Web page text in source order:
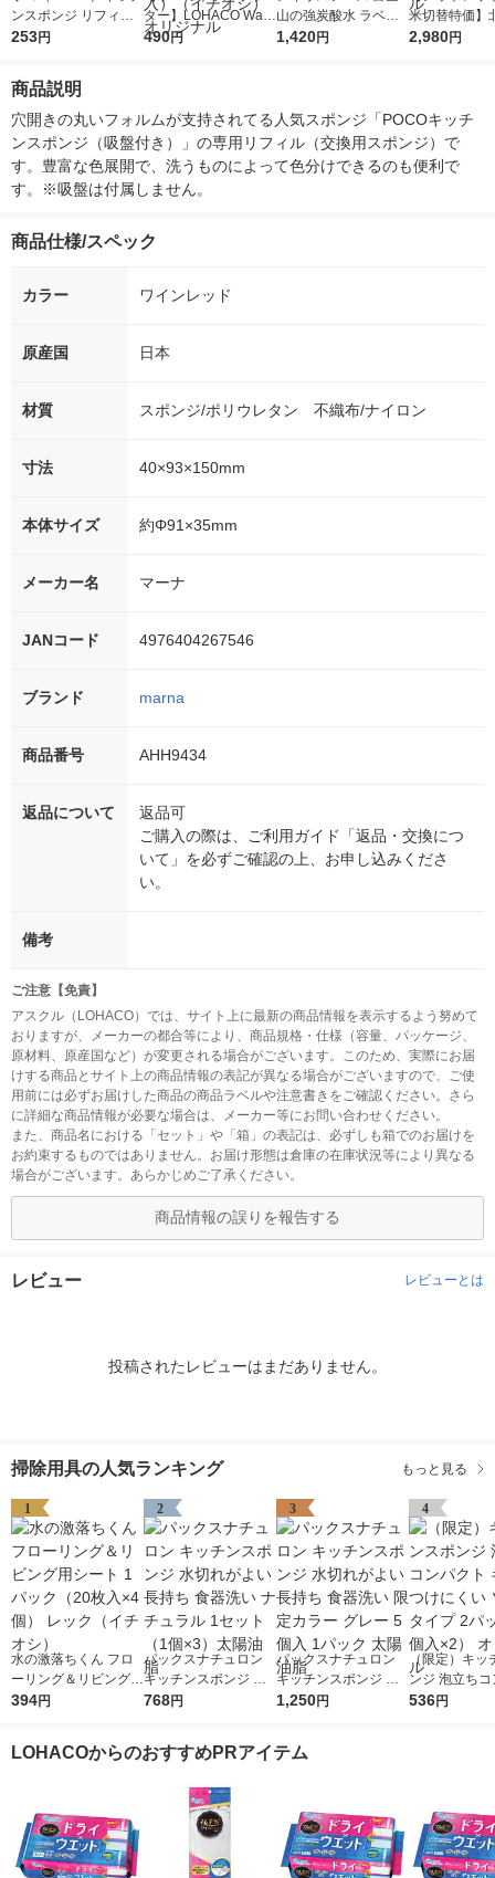
ンスポンジ リフィル
グレー 1個 マーナ
253円
ター】LOHACO Wate
r（ロハコウォータ
490円
山の強炭酸水 ラベル
レス 500ml 1箱（24
1,420円
米切替特価】
ななつぼし 無
2,980円
商品説明
穴開きの丸いフォルムが支持されてる人気スポンジ「POCOキッチ
ンスポンジ（吸盤付き）」の専用リフィル（交換用スポンジ）で
す。豊富な色展開で、洗うものによって色分けできるのも便利で
す。※吸盤は付属しません。
商品仕様/スペック
カラー ワインレッド
原産国 日本
材質 スポンジ/ポリウレタン 不織布/ナイロン
寸法 40×93×150mm
本体サイズ 約Φ91×35mm
メーカー名 マーナ
JANコード 4976404267546
ブランド marna
商品番号 AHH9434
返品について
返品可
ご購入の際は、ご利用ガイド「返品・交換につ
いて」を必ずご確認の上、お申し込みくださ
い。
備考
ご注意【免責】
アスクル（LOHACO）では、サイト上に最新の商品情報を表示するよう努めて
おりますが、メーカーの都合等により、商品規格・仕様（容量、パッケージ、
原材料、原産国など）が変更される場合がございます。このため、実際にお届
けする商品とサイト上の商品情報の表記が異なる場合がございますので、ご使
用前には必ずお届けした商品の商品ラベルや注意書きをご確認ください。さら
に詳細な商品情報が必要な場合は、メーカー等にお問い合わせください。
また、商品名における「セット」や「箱」の表記は、必ずしも箱でのお届けを
お約束するものではありません。お届け形態は倉庫の在庫状況等により異なる
場合がございます。あらかじめご了承ください。
商品情報の誤りを報告する
レビュー レビューとは
投稿されたレビューはまだありません。
掃除用具の人気ランキング もっと見る
1
水の激落ちくん フロ
ーリング＆リビング用
シート 1パック（20枚
394円
2
パックスナチュロン
キッチンスポンジ 水
切れがよい 長持ち 食
油脂
768円
3
パックスナチュロン
キッチンスポンジ 水
切れがよい 長持ち 食
陽油脂
1,250円
4
（限定）キッ
ンジ 泡立ち
ト キズをつけ
536円
LOHACOからのおすすめPRアイテム